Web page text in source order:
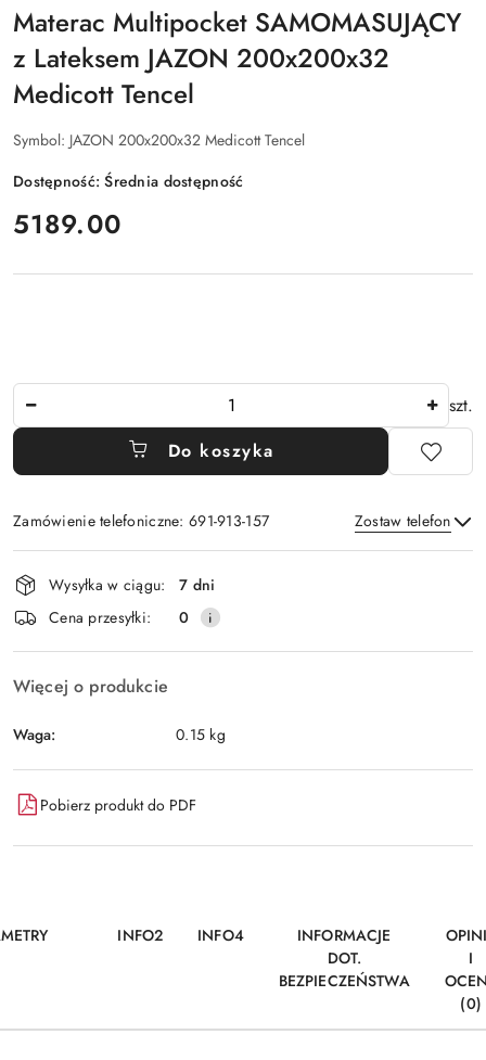
Materac Multipocket SAMOMASUJĄCY
z Lateksem JAZON 200x200x32
Medicott Tencel
Symbol: JAZON 200x200x32 Medicott Tencel
Dostępność:Średnia dostępność
cena:
5189.00
szt.
Do koszyka
Zamówienie telefoniczne: 691-913-157 Zostaw telefon
Wyślij
Dostępność
i
dostawa
Wysyłka w ciągu:
7 dni
Cena przesyłki:
0
Więcej o produkcie
Waga: 0.15 kg
Pobierz produkt do PDF
INFO2 INFO4
INFORMACJE
DOT.
BEZPIECZEŃSTWA
I
(0)